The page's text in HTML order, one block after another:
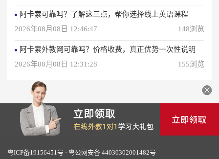
阿卡索可靠吗？了解这三点，帮你选择线上英语课程
2026年08月08日 12:46:47
148浏览
阿卡索外教网可靠吗？价格收费，真正优势一次性说明
2026年08月08日 12:31:28
155浏览
粤ICP备19156451号 · 粤公网安备 44030302001482号